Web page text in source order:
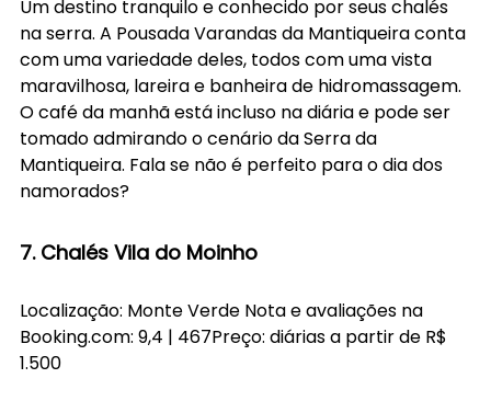
Um destino tranquilo e conhecido por seus chalés
na serra. A Pousada Varandas da Mantiqueira conta
com uma variedade deles, todos com uma vista
maravilhosa, lareira e banheira de hidromassagem.
O café da manhã está incluso na diária e pode ser
tomado admirando o cenário da Serra da
Mantiqueira. Fala se não é perfeito para o dia dos
namorados?
7. Chalés Vila do Moinho
Localização: Monte Verde Nota e avaliações na
Booking.com: 9,4 | 467Preço: diárias a partir de R$
1.500